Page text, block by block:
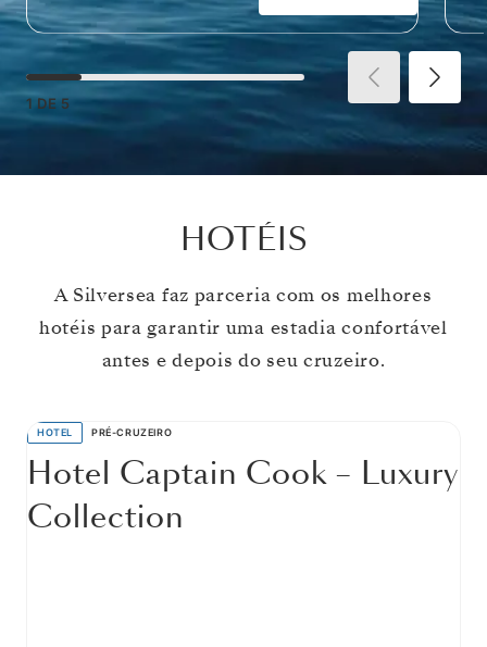
1 DE 5
HOTÉIS
A Silversea faz parceria com os melhores
hotéis para garantir uma estadia confortável
antes e depois do seu cruzeiro.
HOTEL PRÉ-CRUZEIRO
Hotel Captain Cook – Luxury
Collection